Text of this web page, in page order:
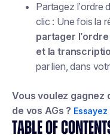
TABLE OF
Partagez l’ordre
clic : Une fois la
partager
et la
par lien, dans
Vous voulez gagnez
de vos AGs ?